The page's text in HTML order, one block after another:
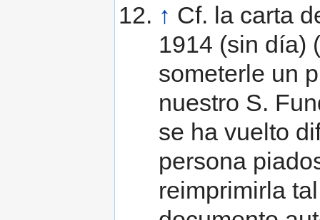
↑ Cf. la carta
1914 (sin día)
someterle un
nuestro S.
se ha vuelto
persona
reimprimirla